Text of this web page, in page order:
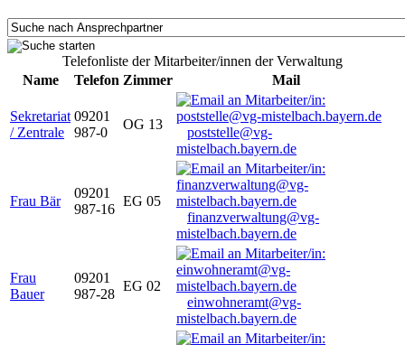
Telefonliste der Mitarbeiter/innen der Verwaltung
Name
Telefon Zimmer Mail
Sekretariat
/ Zentrale
09201
987-0
OG 13
poststelle@vg-
mistelbach.bayern.de
Frau Bär
09201
987-16
EG 05
finanzverwaltung@vg-
mistelbach.bayern.de
Frau
Bauer
09201
987-28
EG 02
einwohneramt@vg-
mistelbach.bayern.de